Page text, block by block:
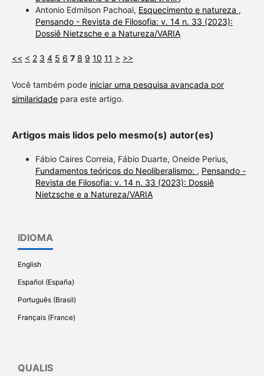
Antonio Edmilson Pachoal, Esquecimento e natureza ,
Pensando - Revista de Filosofia: v. 14 n. 33 (2023):
Dossiê Nietzsche e a Natureza/VARIA
<< < 2 3 4 5 6 7 8 9 10 11 > >>
Você também pode iniciar uma pesquisa avançada por
similaridadepara este artigo.
Artigos mais lidos pelo mesmo(s) autor(es)
Fábio Caires Correia, Fábio Duarte, Oneide Perius,
Fundamentos teóricos do Neoliberalismo: , Pensando -
Revista de Filosofia: v. 14 n. 33 (2023): Dossiê
Nietzsche e a Natureza/VARIA
IDIOMA
English
Español (España)
Português (Brasil)
Français (France)
QUALIS